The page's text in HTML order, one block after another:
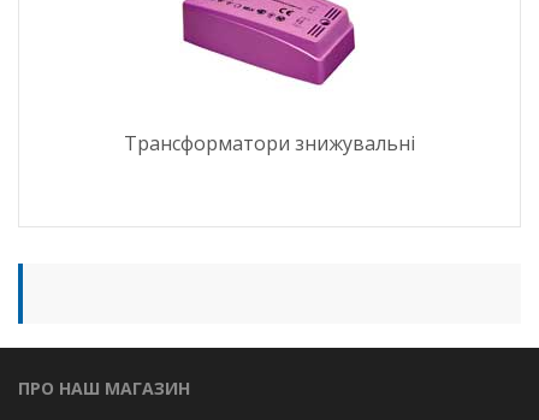
Трансформатори знижувальні
ПРО НАШ МАГАЗИН